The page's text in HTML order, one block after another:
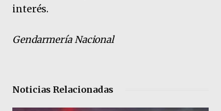
interés.
Gendarmería Nacional
Noticias Relacionadas